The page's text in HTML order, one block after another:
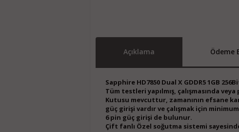
Açıklama Ödeme
Sapphire HD7850 Dual X GDDR5 1GB
Tüm testleri yapılmış, çalışmasında
Kutusu mevcuttur, zamanının efsane
güç girişi vardır ve çalışmak için
6 pin güç girişi de bulunur.
Çift fanlı Özel soğutma sistemi